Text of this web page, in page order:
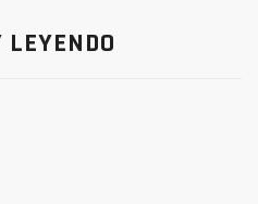
LEYENDO